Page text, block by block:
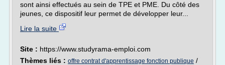
sont ainsi effectués au sein de TPE et PME. Du côté des
jeunes, ce dispositif leur permet de développer leur...
Lire la suite
Site : https://www.studyrama-emploi.com
Thèmes liés : offre contrat d'apprentissage fonction publique /